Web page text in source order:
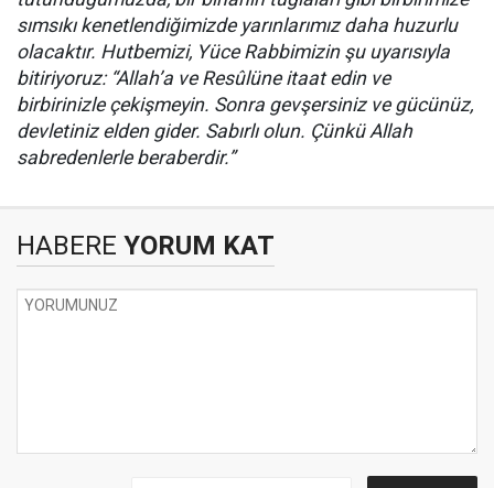
sımsıkı kenetlendiğimizde yarınlarımız daha huzurlu
olacaktır. Hutbemizi, Yüce Rabbimizin şu uyarısıyla
bitiriyoruz: “Allah’a ve Resûlüne itaat edin ve
birbirinizle çekişmeyin. Sonra gevşersiniz ve gücünüz,
devletiniz elden gider. Sabırlı olun. Çünkü Allah
sabredenlerle beraberdir.”
HABERE YORUM KAT